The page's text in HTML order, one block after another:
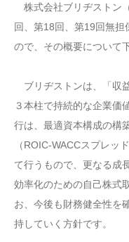
株式会社ブリヂストン
回、第18回、第19回無担
ので、その概要について
ブリヂストンは、「収
３本柱で持続的な企業価
行は、最適資本構成の構
（ROIC-WACCスプレッ
て行うもので、更なる成
効率化のための自己株式
お、今後も財務健全性を
持していく方針です。